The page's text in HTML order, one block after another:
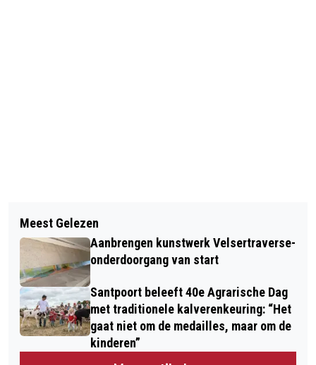
ZEER GIFTIG GAS VRIJGEKOMEN BIJ
TOTALENERGIES IN BEVERWIJK;
FABRIEK ONTRUIMD
STEEDS MINDER AUTO-INBRAKEN IN
DE IJMOND; VOORAL HEEMSKERK EN
BEVERWIJK NIET POPULAIR BIJ
AUTOKRAKERS
Meest Gelezen
Aanbrengen kunstwerk Velsertraverse-
onderdoorgang van start
Santpoort beleeft 40e Agrarische Dag
met traditionele kalverenkeuring: “Het
gaat niet om de medailles, maar om de
kinderen”